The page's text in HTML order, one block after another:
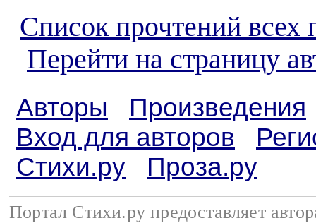
Список прочтений всех
Перейти на страницу
Авторы
Произведения
Вход для авторов
Стихи.ру
Проза.ру
Портал Стихи.ру предоставляет